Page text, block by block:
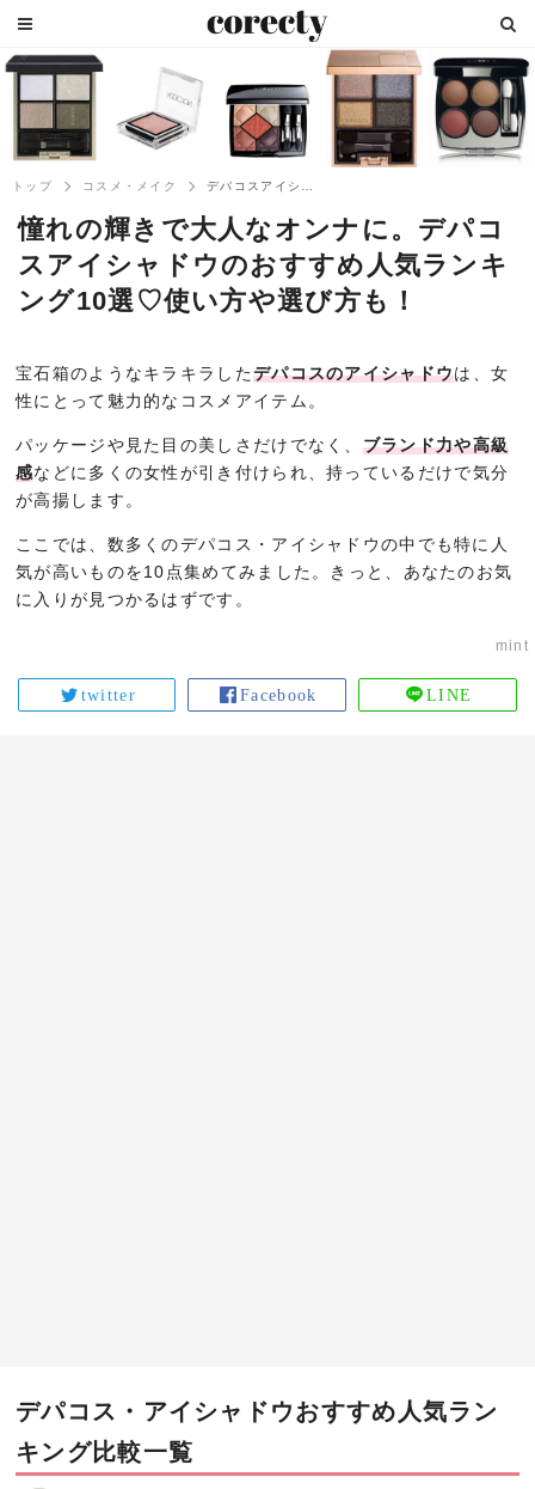
トップ コスメ・メイク
憧れの輝きで大人なオンナに。デパコ
スアイシャドウのおすすめ人気ランキ
ング10選♡使い方や選び方も！
宝石箱のようなキラキラしたデパコスのアイシャドウは、女
性にとって魅力的なコスメアイテム。
パッケージや見た目の美しさだけでなく、 ブランド力や高級
感などに多くの女性が引き付けられ、持っているだけで気分
が高揚します。
ここでは、数多くのデパコス・アイシャドウの中でも特に人
気が高いものを10点集めてみました。きっと、あなたのお気
に入りが見つかるはずです。
mint
twitter Facebook LINE
デパコス・アイシャドウおすすめ人気ラン
キング比較一覧